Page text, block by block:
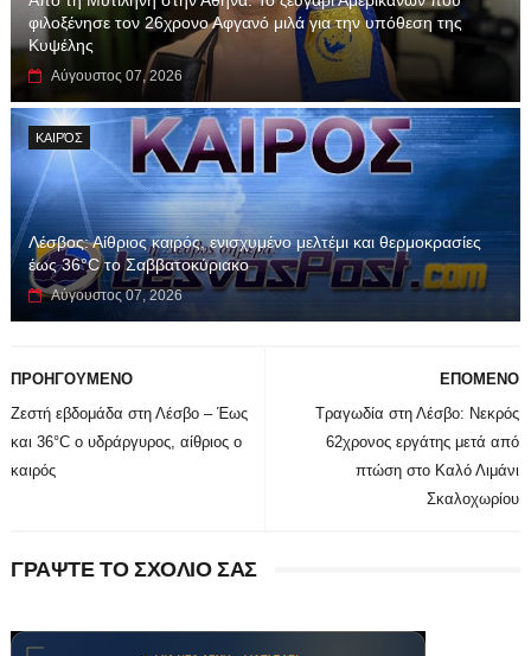
φιλοξένησε τον 26χρονο Αφγανό μιλά για την υπόθεση της
Κυψέλης
Αύγουστος 07, 2026
ΚΑΙΡΌΣ
Λέσβος: Αίθριος καιρός, ενισχυμένο μελτέμι και θερμοκρασίες
έως 36°C το Σαββατοκύριακο
Αύγουστος 07, 2026
ΕΠΟΜΕΝΟ
Τραγωδία στη Λέσβο: Νεκρός
62χρονος εργάτης μετά από
πτώση στο Καλό Λιμάνι
Σκαλοχωρίου
ΠΡΟΗΓΟΥΜΕΝΟ
Ζεστή εβδομάδα στη Λέσβο – Έως
και 36°C ο υδράργυρος, αίθριος ο
καιρός
ΓΡΑΨΤΕ ΤΟ ΣΧΟΛΙΟ ΣΑΣ